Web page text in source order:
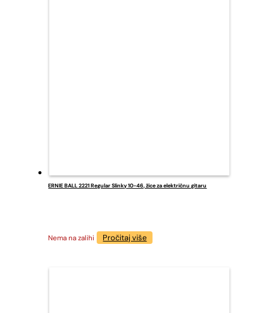
ERNIE BALL 2221 Regular Slinky 10-46, žice za električnu gitaru
Nema na zalihi Pročitaj više